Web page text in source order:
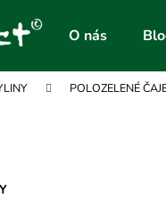
O nás
POLOZELENÉ